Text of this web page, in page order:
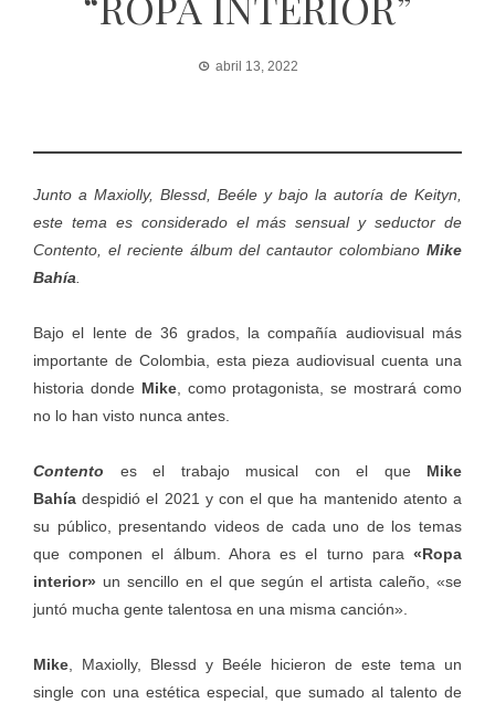
abril 13, 2022
Junto a Maxiolly, Blessd, Beéle y bajo la autoría de Keityn,
este tema es considerado el más sensual y seductor de
Contento, el reciente álbum del cantautor colombiano Mike
Bahía.
Bajo el lente de 36 grados, la compañía audiovisual más
importante de Colombia, esta pieza audiovisual cuenta una
historia donde Mike, como protagonista, se mostrará como
no lo han visto nunca antes.
Contento es el trabajo musical con el que Mike
Bahía despidió el 2021 y con el que ha mantenido atento a
su público, presentando videos de cada uno de los temas
que componen el álbum. Ahora es el turno para «Ropa
interior» un sencillo en el que según el artista caleño, «se
juntó mucha gente talentosa en una misma canción».
Mike, Maxiolly, Blessd y Beéle hicieron de este tema un
single con una estética especial, que sumado al talento de